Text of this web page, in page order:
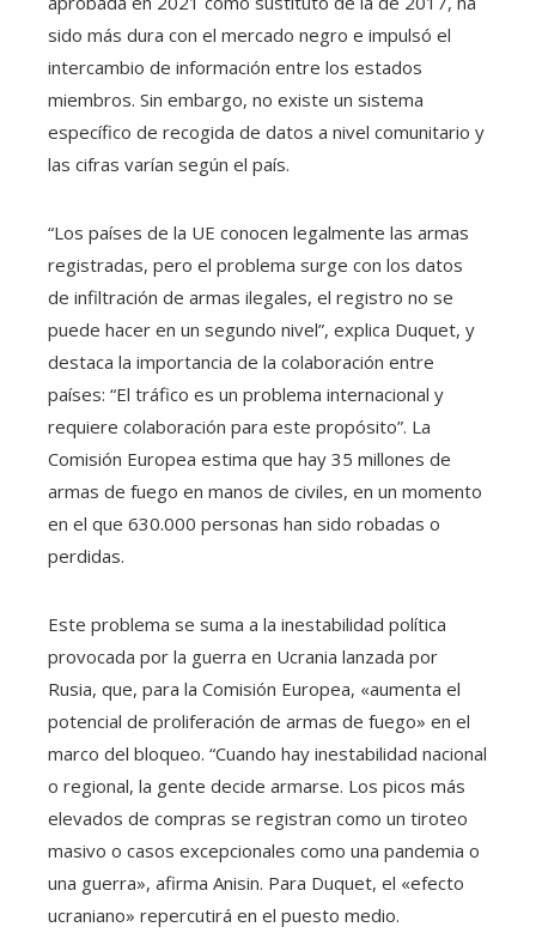
sido más dura con el mercado negro e impulsó el
intercambio de información entre los estados
miembros. Sin embargo, no existe un sistema
específico de recogida de datos a nivel comunitario y
las cifras varían según el país.
“Los países de la UE conocen legalmente las armas
registradas, pero el problema surge con los datos
de infiltración de armas ilegales, el registro no se
puede hacer en un segundo nivel”, explica Duquet, y
destaca la importancia de la colaboración entre
países: “El tráfico es un problema internacional y
requiere colaboración para este propósito”. La
Comisión Europea estima que hay 35 millones de
armas de fuego en manos de civiles, en un momento
en el que 630.000 personas han sido robadas o
perdidas.
Este problema se suma a la inestabilidad política
provocada por la guerra en Ucrania lanzada por
Rusia, que, para la Comisión Europea, «aumenta el
potencial de proliferación de armas de fuego» en el
marco del bloqueo. “Cuando hay inestabilidad nacional
o regional, la gente decide armarse. Los picos más
elevados de compras se registran como un tiroteo
masivo o casos excepcionales como una pandemia o
una guerra», afirma Anisin. Para Duquet, el «efecto
ucraniano» repercutirá en el puesto medio.